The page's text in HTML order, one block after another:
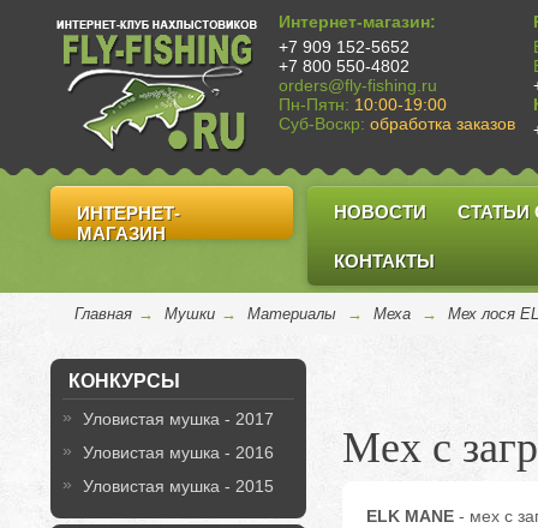
Интернет-магазин:
+7 909 152-5652
+7 800 550-4802
orders@fly-fishing.ru
Пн-Пятн: 10:00-19:00
Суб-Воскр: обработка заказов
ИНТЕРНЕТ-
МАГАЗИН
НОВОСТИ СТАТЬИ
КОНТАКТЫ
Главная → Мушки → Материалы → Меха → Мех лося
КОНКУРСЫ
Уловистая мушка - 2017
Уловистая мушка - 2016
Уловистая мушка - 2015
Мех с
ELK MANE- мех с